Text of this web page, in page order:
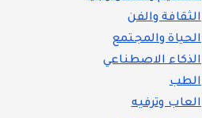
الثقافة والفن
الحياة والمجتمع
الذكاء الاصطناعي
الطب
العاب وترفيه